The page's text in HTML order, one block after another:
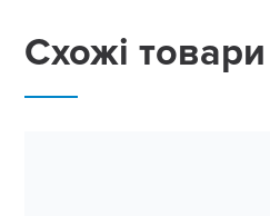
Схожі товари